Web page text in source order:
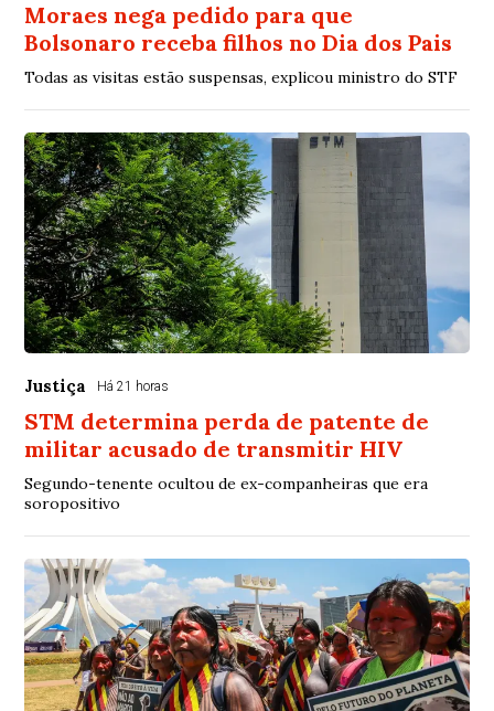
Moraes nega pedido para que
Bolsonaro receba filhos no Dia dos Pais
Todas as visitas estão suspensas, explicou ministro do STF
Justiça Há 21 horas
STM determina perda de patente de
militar acusado de transmitir HIV
Segundo-tenente ocultou de ex-companheiras que era
soropositivo